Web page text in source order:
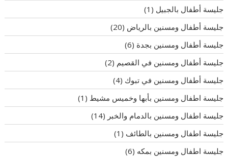
جليسة أطفال بالجبيل (1)
جليسة أطفال ومسنين بالرياض (20)
جليسة أطفال ومسنين بجدة (6)
جليسة أطفال ومسنين في القصيم (2)
جليسة أطفال ومسنين في تبوك (4)
جليسة اطفال ومسنين بأبها وخميس مشيط (1)
جليسة اطفال ومسنين بالدمام والخبر (14)
جليسة اطفال ومسنين بالطائف (1)
جليسة اطفال ومسنين بمكه (6)